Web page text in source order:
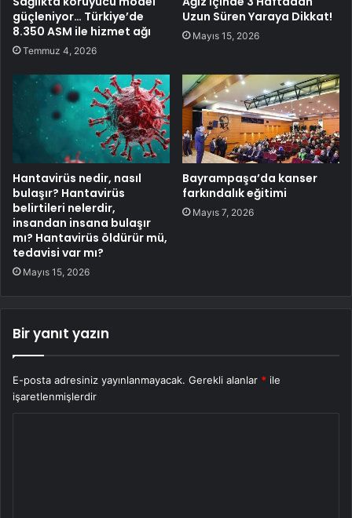
güçleniyor… Türkiye’de
8.350 ASM ile hizmet ağı
Temmuz 4, 2026
Uzun Süren Yaraya Dikkat!
Mayıs 15, 2026
Hantavirüs nedir, nasıl
bulaşır? Hantavirüs
belirtileri nelerdir,
insandan insana bulaşır
mı? Hantavirüs öldürür mü,
tedavisi var mı?
Mayıs 15, 2026
Bayrampaşa’da kanser
farkındalık eğitimi
Mayıs 7, 2026
Bir yanıt yazın
E-posta adresiniz yayınlanmayacak. Gerekli alanlar * ile
işaretlenmişlerdir